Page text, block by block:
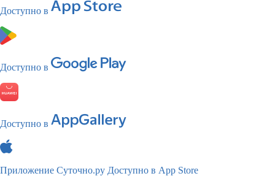
Доступно в
Доступно в
Доступно в
Приложение Суточно.ру Доступно в App Store